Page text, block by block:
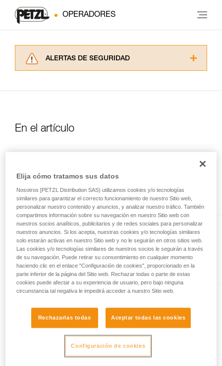
OPERADORES
ALERTAS DE SEGURIDAD
Dominar estas técnicas requiere una formación
autónoma.
su actividad. Pueden existir otras que no
describimos aquí.
En el artículo
Arnés confortable y ergonómico
con protección posterior
integrada para el descenso de
barrancos
EASHOOK OPEN
Conector con punto de
conexión con cierre para
elemento de amarre doble y
elemento de amarre de sujeción
SWIVEL OPEN
Eslabón giratorio con cierre con
Elija cómo tratamos sus datos
Nosotros [PETZL Distribution SAS) utilizamos cookies y/o tecnologías
similares para garantizar el correcto funcionamiento de nuestro Sitio web,
personalizar nuestro contenido y anuncios, y analizar nuestro tráfico. También
compartimos información sobre su navegación en nuestro Sitio web con
nuestros socios analíticos, publicitarios y de redes sociales para personalizar
nuestros anuncios. Si los acepta, nuestras cookies y/o tecnologías similares
solo estarán activas en nuestro Sitio web y no le seguirán en otros sitios web.
Las cookies y/o tecnologías similares de nuestros socios le seguirán a través
de su navegación. Puede retirar su consentimiento en cualquier momento
haciendo clic en el enlace "Configuración de cookies", proporcionado en la
parte inferior de la página del Sitio web. Rechazar todas o parte de estas
cookies puede afectar a su experiencia de usuario, pero bajo ninguna
circunstancia tal negativa le impedirá acceder a nuestro Sitio web.
Rechazarlas todas Aceptar todas las cookies
Configuración de cookies